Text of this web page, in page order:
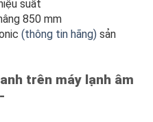
suất
850 mm
(thông tin hãng) sản
trên máy lạnh âm